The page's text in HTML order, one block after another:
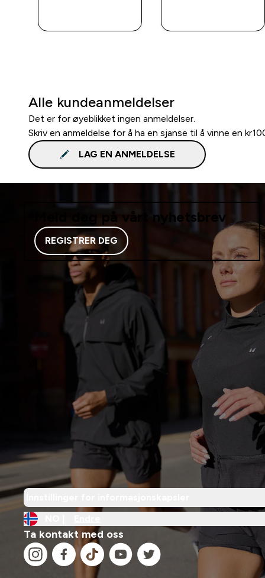
Alle kundeanmeldelser
Det er for øyeblikket ingen anmeldelser.
Skriv en anmeldelse for å ha en sjanse til å vinne en
LAG EN ANMELDELSE
Meld deg på vårt nyhetsbrev
REGISTRER DEG
Ta kontakt med oss